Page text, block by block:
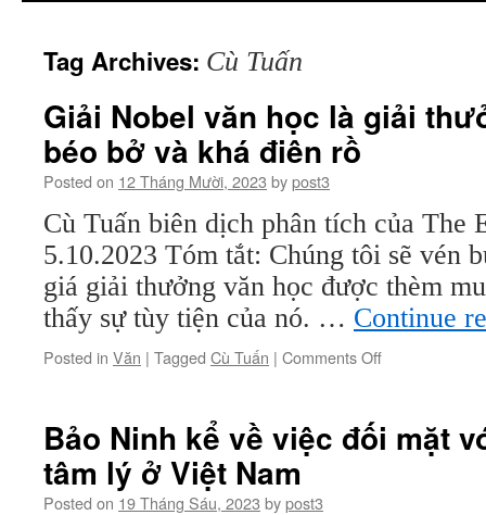
Tag Archives: Cù Tuấn
Giải Nobel văn học là giải
béo bở và khá điên rồ
Posted on 12 Tháng Mười, 2023 bypost3
Cù Tuấn biên dịch phân tích của The
5.10.2023 Tóm tắt: Chúng tôi sẽ vén
giá giải thưởng văn học được thèm
thấy sự tùy tiện của nó. … Continue
Posted in Văn | Tagged Cù Tuấn | Comments Offon
học
Bảo Ninh kể về việc đối mặt
tâm lý ở Việt Nam
Posted on 19 Tháng Sáu, 2023 bypost3